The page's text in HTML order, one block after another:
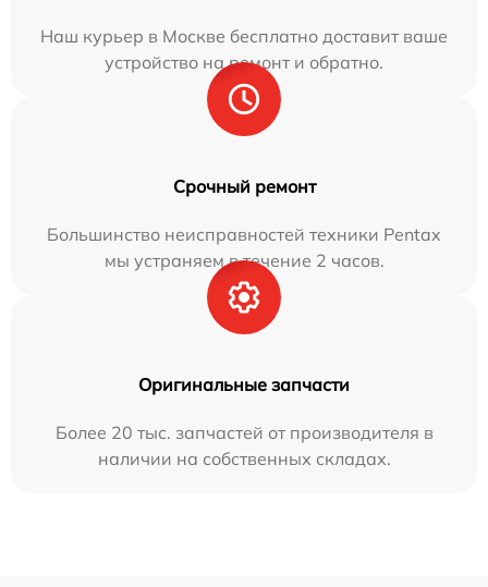
Наш курьер в Москве бесплатно доставит ваше
устройство на ремонт и обратно.
Срочный ремонт
Большинство неисправностей техники Pentax
мы устраняем в течение 2 часов.
Оригинальные запчасти
Более 20 тыс. запчастей от производителя в
наличии на собственных складах.